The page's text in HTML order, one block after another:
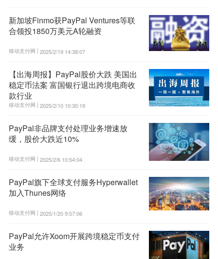
新加坡Finmo获PayPal Ventures等联
合领投1850万美元A轮融资
移动支付网 | 2025/2/19 14:38:07
【出海周报】PayPal股价大跌 美国出
稳定币法案 富国银行退出跨境电商收
款行业
移动支付网 | 2025/2/10 10:30:19
PayPal非品牌支付处理业务增速放
缓，股价大跌近10%
移动支付网 | 2025/2/6 10:54:04
PayPal旗下全球支付服务Hyperwallet
加入Thunes网络
移动支付网 | 2025/1/20 9:57:06
PayPal允许Xoom开展跨境稳定币支付
业务